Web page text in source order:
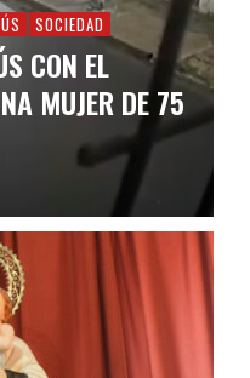
SOCIEDAD
CON EL
MUJER DE 75